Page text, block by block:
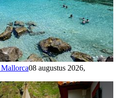
08 augustus 2026,